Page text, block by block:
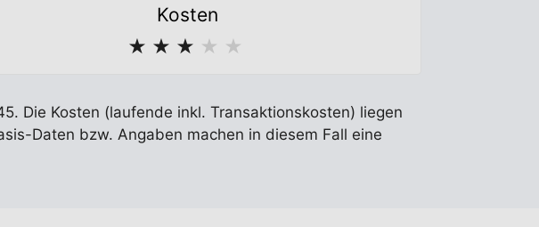
Kosten
★ ★ ★ ★ ★
Die Kosten (laufende inkl. Transaktionskosten) liegen
Daten bzw. Angaben machen in diesem Fall eine